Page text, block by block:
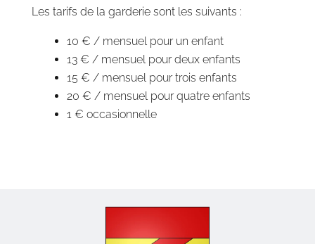
Les tarifs de la garderie sont les suivants :
10 € / mensuel pour un enfant
13 € / mensuel pour deux enfants
15 € / mensuel pour trois enfants
20 € / mensuel pour quatre enfants
1 € occasionnelle